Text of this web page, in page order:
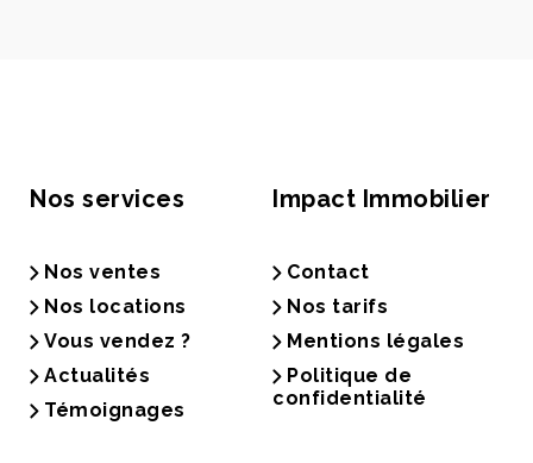
Nos services
Nos ventes
Nos locations
Vous vendez ?
Actualités
Témoignages
Impact Immobilier
Contact
Nos tarifs
Mentions légales
Politique de
confidentialité